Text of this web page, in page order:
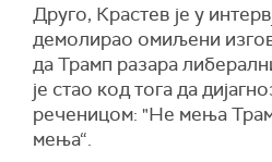
Друго, Крастев је у
демолирао омиљени
да Трамп разара
је стао код тога да
реченицом: "Не мења
мења“.